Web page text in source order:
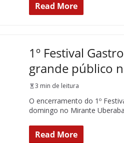
Read More
1º Festival
grande público
3 min de leitura
O encerramento do 1º
domingo no Mirante
Read More